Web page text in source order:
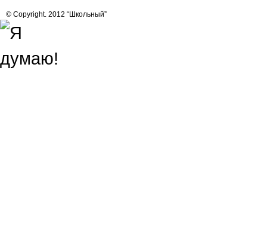
© Copyright. 2012 “Школьный”